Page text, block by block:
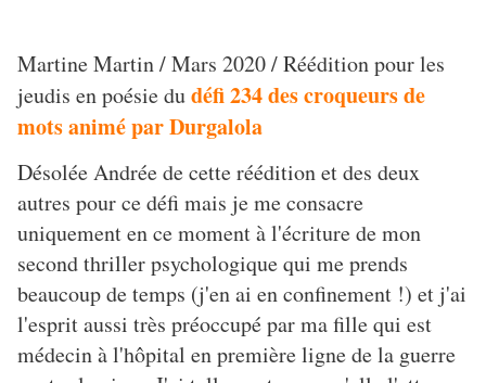
Martine Martin / Mars 2020 / Réédition pour les
jeudis en poésie dudéfi 234 des croqueurs de
mots animé par Durgalola
Désolée Andrée de cette réédition et des deux
autres pour ce défi mais je me consacre
uniquement en ce moment à l'écriture de mon
second thriller psychologique qui me prends
beaucoup de temps (j'en ai en confinement !) et j'ai
l'esprit aussi très préoccupé par ma fille qui est
médecin à l'hôpital en première ligne de la guerre